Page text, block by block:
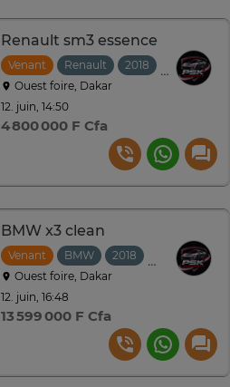
Renault sm3 essence
Venant Renault 2018
Ouest foire, Dakar
12. juin, 14:50
4 800 000 F Cfa
BMW x3 clean
Venant BMW 2018
Automatique
Ouest foire, Dakar
12. juin, 16:48
13 599 000 F Cfa